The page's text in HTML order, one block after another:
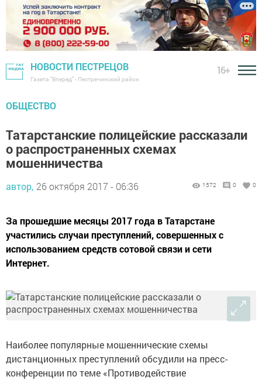
НОВОСТИ ПЕСТРЕЦОВ
Газета "Вперед" - Пестречинский район
16+
ОБЩЕСТВО
Татарстанские полицейские рассказали
о распространенных схемах
мошенничества
автор, 26 октября 2017 - 06:36 1572 0 0
За прошедшие месяцы 2017 года в Татарстане
участились случаи преступлений, совершенных с
использованием средств сотовой связи и сети
Интернет.
Наиболее популярные мошеннические схемы
дистанционных преступлений обсудили на пресс-
конференции по теме «Противодействие